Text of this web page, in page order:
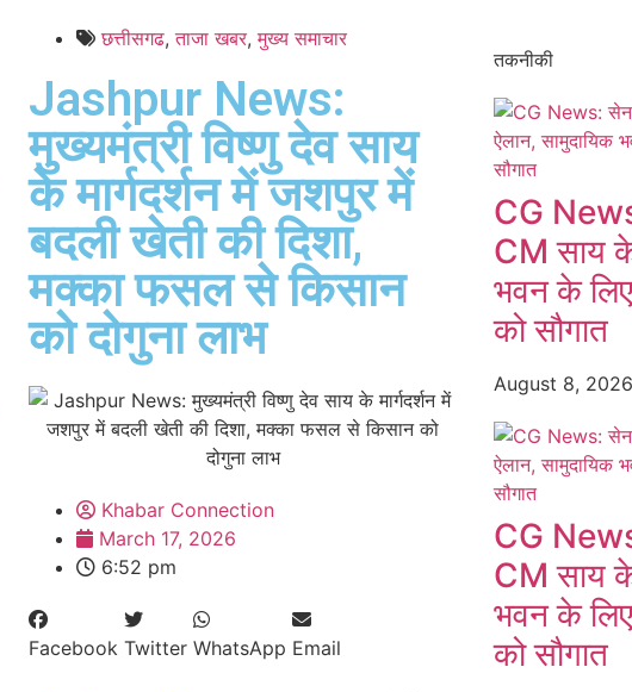
छत्तीसगढ,ताजा खबर,मुख्य समाचार​
Jashpur News:
मुख्यमंत्री विष्णु देव साय
के मार्गदर्शन में जशपुर में
बदली खेती की दिशा,
मक्का फसल से किसान
को दोगुना लाभ
Khabar Connection
March 17, 2026
6:52 pm
Facebook Twitter WhatsApp Email
तकनीकी
CG
CM साय
भवन के
को सौगात
August 8,
CG
CM साय
भवन के
को सौगात